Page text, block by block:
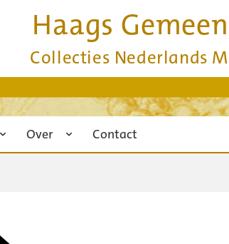
Haags
Collecties Nederlands
Over Contact